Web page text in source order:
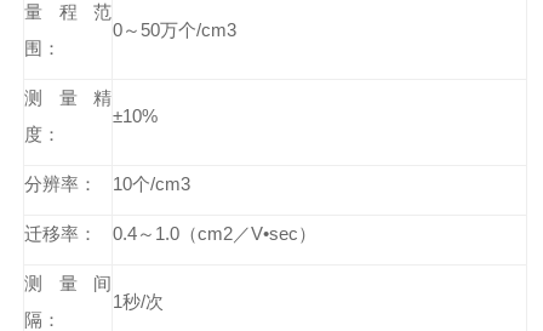
量程范
围：
0～50万个/cm3
测量精
度：
±10%
分辨率： 10个/cm3
迁移率： 0.4～1.0（cm2／V•sec）
测量间
隔：
1秒/次